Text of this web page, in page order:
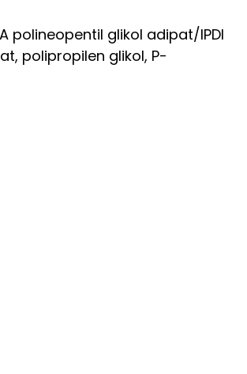
polineopentil glikol adipat/IPDI
polipropilen glikol, P-